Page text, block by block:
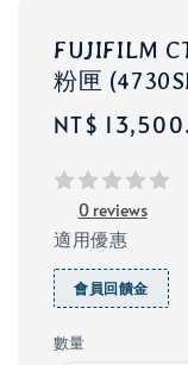
FUJIFILM
粉匣
Regular
NT$
0 reviews
適用優惠
會員回饋金
數量